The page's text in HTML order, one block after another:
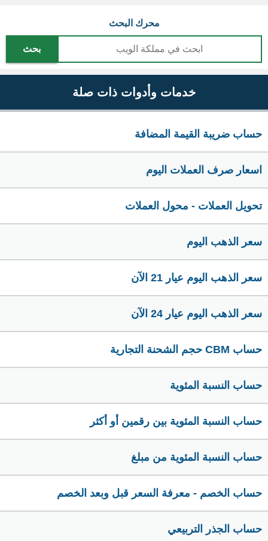
محرك البحث
بحث
خدمات وأدوات ذات صلة
حساب ضريبة القيمة المضافة
اسعار صرف العملات اليوم
تحويل العملات - محول العملات
سعر الذهب اليوم
سعر الذهب اليوم عيار 21 الآن
سعر الذهب اليوم عيار 24 الآن
حساب CBM حجم الشحنة التجارية
حساب النسبة المئوية
حساب النسبة المئوية بين رقمين أو أكثر
حساب النسبة المئوية من مبلغ
حساب الخصم - معرفة السعر قبل وبعد الخصم
حساب الجذر التربيعي